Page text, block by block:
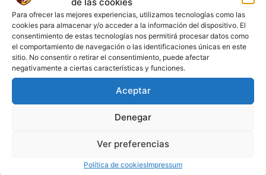
Para ofrecer las mejores experiencias, utilizamos tecnologías como las
cookies para almacenar y/o acceder a la información del dispositivo. El
consentimiento de estas tecnologías nos permitirá procesar datos como
el comportamiento de navegación o las identificaciones únicas en este
sitio. No consentir o retirar el consentimiento, puede afectar
negativamente a ciertas características y funciones.
Aceptar
Denegar
Ver preferencias
Política de cookiesImpressum
[11] Cedrick Mugisha
[16] Abraham Torres
[18] Marcos Campos
[20] Arturo Quiñonez
ÚLTIMOS PARTIDOS